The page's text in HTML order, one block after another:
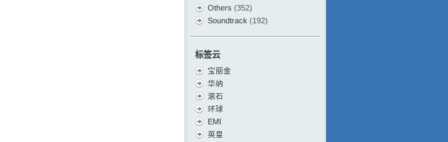
Others (352)
Soundtrack (192)
标签云
宝丽金
华纳
滚石
环球
EMI
英皇